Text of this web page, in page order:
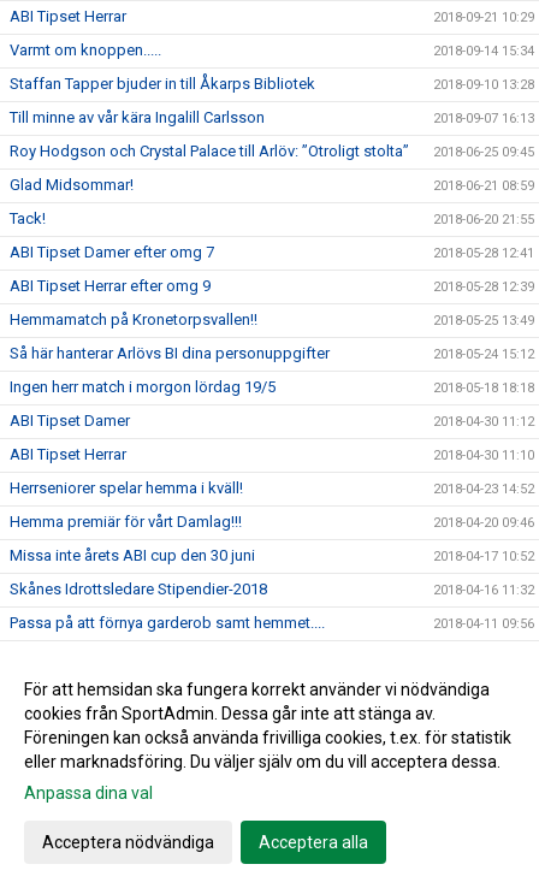
ABI Tipset Herrar 2018-09-21 10:29
Varmt om knoppen..... 2018-09-14 15:34
Staffan Tapper bjuder in till Åkarps Bibliotek 2018-09-10 13:28
Till minne av vår kära Ingalill Carlsson 2018-09-07 16:13
Roy Hodgson och Crystal Palace till Arlöv: ”Otroligt stolta” 2018-06-25 09:45
Glad Midsommar! 2018-06-21 08:59
Tack! 2018-06-20 21:55
ABI Tipset Damer efter omg 7 2018-05-28 12:41
ABI Tipset Herrar efter omg 9 2018-05-28 12:39
Hemmamatch på Kronetorpsvallen!! 2018-05-25 13:49
Så här hanterar Arlövs BI dina personuppgifter 2018-05-24 15:12
Ingen herr match i morgon lördag 19/5 2018-05-18 18:18
ABI Tipset Damer 2018-04-30 11:12
ABI Tipset Herrar 2018-04-30 11:10
Herrseniorer spelar hemma i kväll! 2018-04-23 14:52
Hemma premiär för vårt Damlag!!! 2018-04-20 09:46
Missa inte årets ABI cup den 30 juni 2018-04-17 10:52
Skånes Idrottsledare Stipendier-2018 2018-04-16 11:32
Passa på att förnya garderob samt hemmet.... 2018-04-11 09:56
Jim Ringgenberg – ABI:s nytillsatta ungdomskoordinator. 2018-04-04 16:00
Påminnelse - avgift 2018 2018-03-28 14:34
Glöm inte ställa fram klockan ikväll!!! 2018-03-24 09:41
Arlövs BI - Ravelli
Välkomna till en ny fotbollssäsong - 2018
För att hemsidan ska fungera korrekt använder vi nödvändiga
cookies från SportAdmin. Dessa går inte att stänga av.
Föreningen kan också använda frivilliga cookies, t.ex. för statistik
eller marknadsföring. Du väljer själv om du vill acceptera dessa.
Anpassa dina val
Acceptera nödvändiga Acceptera alla